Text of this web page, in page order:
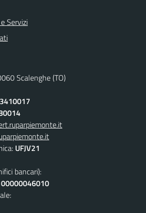
Servizi
Scalenghe (TO)
UFJV21
bancari):